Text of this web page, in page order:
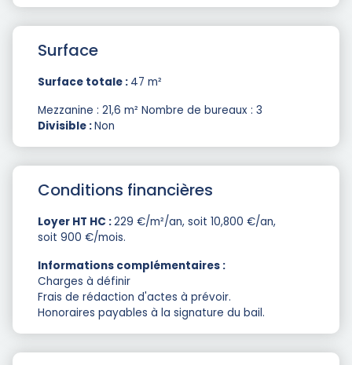
Surface
Surface totale : 47 m²
Mezzanine : 21,6 m² Nombre de bureaux : 3
Divisible :Non
Conditions financières
Loyer HT HC :229 €/m²/an, soit 10,800 €/an,
soit 900 €/mois.
Informations complémentaires :
Charges à définir
Frais de rédaction d'actes à prévoir.
Honoraires payables à la signature du bail.